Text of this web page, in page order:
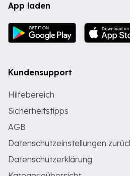
App laden
Kundensupport
Hilfebereich
Sicherheitstipps
AGB
Datenschutzeinstellungen
Datenschutzerklärung